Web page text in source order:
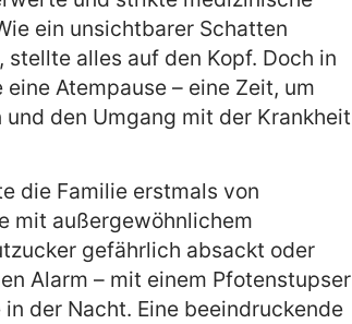
ein unsichtbarer Schatten
alles auf den Kopf. Doch in
Atempause – eine Zeit, um
den Umgang mit der Krankheit
die Familie erstmals von
mit außergewöhnlichem
gefährlich absackt oder
Alarm – mit einem Pfotenstupser
der Nacht. Eine beeindruckende